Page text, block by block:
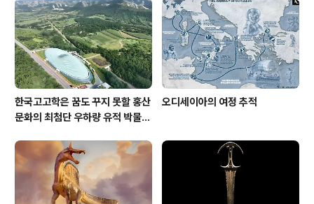
한국고고학은 꿈도 꾸지 못할 홍산
문화의 최첨단 우하량 유적 박물관
오디세이아의 여정 추적